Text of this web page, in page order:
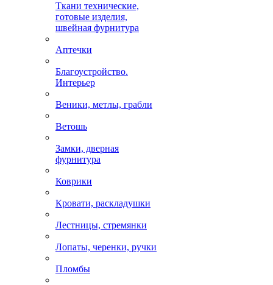
Ткани технические,
готовые изделия,
швейная фурнитура
Аптечки
Благоустройство.
Интерьер
Веники, метлы, грабли
Ветошь
Замки, дверная
фурнитура
Коврики
Кровати, раскладушки
Лестницы, стремянки
Лопаты, черенки, ручки
Пломбы